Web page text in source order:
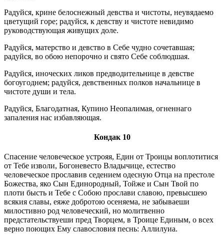
Радуйся, крине белоснежный девства и чистоты, неувядаемо
цветущий горе; радуйся, к девству и чистоте невидимо
руководствующая живущих доле.
Радуйся, матерство и девство в Себе чудно сочетавшая;
радуйся, во обою непорочно и свято Себе соблюдшая.
Радуйся, иноческих ликов предводительнице в девстве
богоугоднем; радуйся, девственных полков начальнице в
чистоте души и тела.
Радуйся, Благодатная, Купино Неопалимая, огненнаго
запаления нас избавляющая.
Кондак 10
Спасение человеческое устрояя, Един от Троицы воплотитися
от Тебе изволи, Богоневесто Владычице, естество
человеческое прославив седением одесную Отца на престоле
Божества, яко Сын Единородный, Тойже и Сын Твой по
плоти бысть и Тебе с Собою прослави славою, превысшею
всякия славы, еяже добротою осеняема, не забываеши
милостивно род человеческий, но молитвенно
предстательствуеши пред Творцем, в Троице Единым, о всех
верно поющих Ему славословия песнь: Аллилуиа.